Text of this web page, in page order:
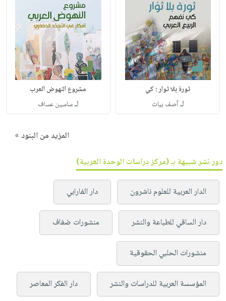
ثورة بلا ثوار : كي
لـآصف بيات
مشروع النهوض العرب
لـساسين عساف
المزيد من البنود »
دور نشر شبيهة بـ (مركز دراسات الوحدة العربية)
الدار العربية للعلوم ناشرون دار الفارابي
دار الساقي للطباعة والنشر منشورات ضفاف
منشورات الحلبي الحقوقية
المؤسسة العربية للدراسات والنشر دار الفكر المعاصر